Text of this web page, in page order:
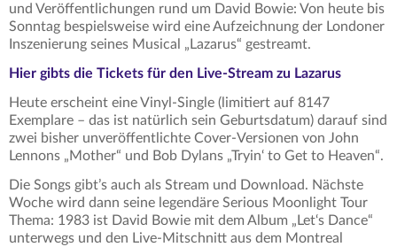
und Veröffentlichungen rund um David Bowie: Von heute bis
Sonntag bespielsweise wird eine Aufzeichnung der Londoner
Inszenierung seines Musical „Lazarus“ gestreamt.
Hier gibts die Tickets für den Live-Stream zu Lazarus
Heute erscheint eine Vinyl-Single (limitiert auf 8147
Exemplare – das ist natürlich sein Geburtsdatum) darauf sind
zwei bisher unveröffentlichte Cover-Versionen von John
Lennons „Mother“ und Bob Dylans „Tryin‘ to Get to Heaven“.
Die Songs gibt’s auch als Stream und Download. Nächste
Woche wird dann seine legendäre Serious Moonlight Tour
Thema: 1983 ist David Bowie mit dem Album „Let‘s Dance“
unterwegs und den Live-Mitschnitt aus dem Montreal